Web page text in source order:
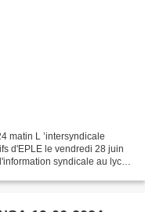
matin L ’intersyndicale
d'EPLE le vendredi 28 juin
syndicale au lycée